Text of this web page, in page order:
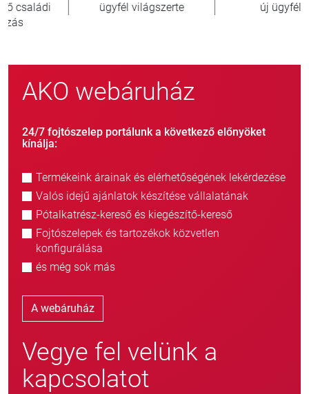
új ügyfél/év eladott egység
AKO webáruház
24/7 fojtószelep portálunk a következő előnyöket
kínálja:
Termékeink árainak és elérhetőségének lekérdezése
Valós idejű ajánlatok készítése vállalatának
Pótalkatrész-kereső és kiegészítő-kereső
Fojtószelepek és tartozékok közvetlen
konfigurálása
és még sok más
A webáruház
Vegye fel velünk a
kapcsolatot